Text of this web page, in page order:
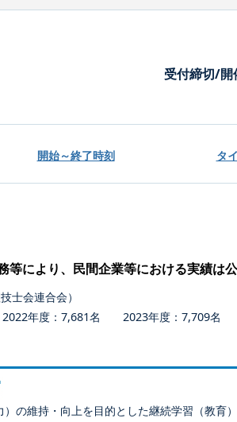
受付締切/開
開始～終了時刻 タ
等により、民間企業等における実績は公
士会連合会）
年度：7,681名 2023年度：7,709名
の維持・向上を目的とした継続学習（教